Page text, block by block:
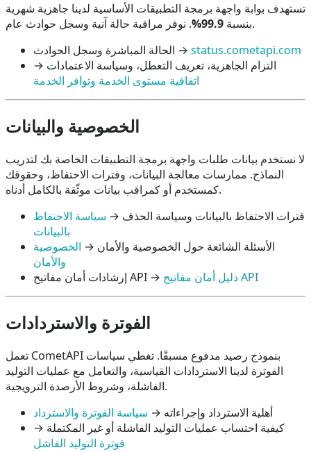
تستهدف بوابة واجهة برمجة التطبيقات الأساسية لدينا جاهزية شهرية
بنسبة 99.9%
. نوفر مراقبة حالة آنية وسجل حوادث عام.
الحالة المباشرة وسجل الحوادث → status.cometapi.com
التزام الجاهزية، تعريف التعطل، وسياسة الاعتمادات →
اتفاقية مستوى الخدمة وتوافر الخدمة
الخصوصية والبيانات
لا نستخدم بيانات طلبات واجهة برمجة التطبيقات الخاصة بك لتدريب
النماذج. ممارسات معالجة البيانات، وفترات الاحتفاظ، وحقوقك
كمستخدم أو كمراقب بيانات موثّقة بالكامل أدناه.
فترات الاحتفاظ بالبيانات وسياسة الحذف → سياسة الاحتفاظ
بالبيانات
الأسئلة الشائعة حول الخصوصية والأمان → الخصوصية
والأمان
إرشادات أمان مفاتيح API →
دليل أمان مفاتيح API
الفوترة والاستردادات
تعمل CometAPI بنموذج رصيد مدفوع مسبقًا. تغطي سياسات
الفوترة لدينا الاستردادات القياسية، والتعامل مع عمليات التوليد
الفاشلة، وشروط الأرصدة الترويجية.
أهلية الاسترداد وإجراءاته → سياسة الفوترة والاسترداد
كيفية احتساب عمليات التوليد الفاشلة أو غير المكتملة →
فوترة التوليد الفاشل